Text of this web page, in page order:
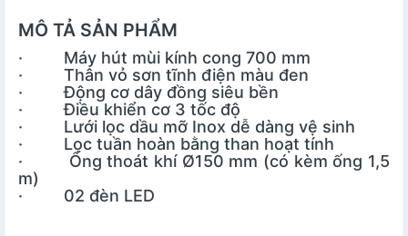
MÔ TẢ SẢN PHẨM
· Máy hút mùi kính cong 700 mm
· Thân vỏ sơn tĩnh điện màu đen
· Động cơ dây đồng siêu bền
· Điều khiển cơ 3 tốc độ
· Lưới lọc dầu mỡ Inox dễ dàng vệ sinh
· Lọc tuần hoàn bằng than hoạt tính
· Ống thoát khí Ø150 mm (có kèm ống 1,5
m)
· 02 đèn LED